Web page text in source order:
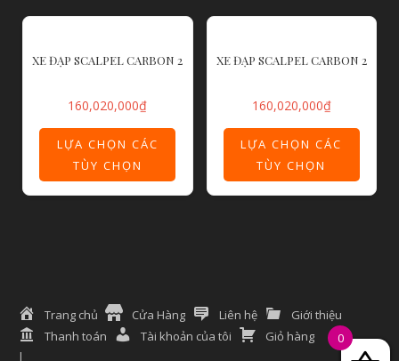
XE ĐẠP SCALPEL CARBON 2
160,020,000₫
LỰA CHỌN CÁC
TÙY CHỌN
XE ĐẠP SCALPEL CARBON 2
160,020,000₫
LỰA CHỌN CÁC
TÙY CHỌN
Trang chủ Cửa Hàng Liên hệ
Giới thiệu
Thanh toán
Tài khoản của tôi Giỏ hàng 0